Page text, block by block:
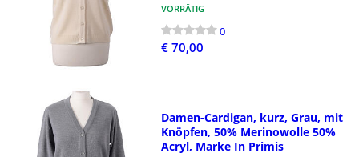
VORRÄTIG
0
€ 70,00
Damen-Cardigan, kurz, Grau, mit
Knöpfen, 50% Merinowolle 50%
Acryl, Marke In Primis